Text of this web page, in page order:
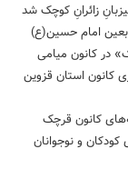
زائرانِ کوچک شد
امام حسین(ع)
در کانون میامی
کانون استان قزوین
کانون قرچک
و نوجوانان